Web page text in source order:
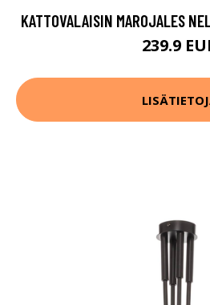
KATTOVALAISIN MAROJALES
239.9